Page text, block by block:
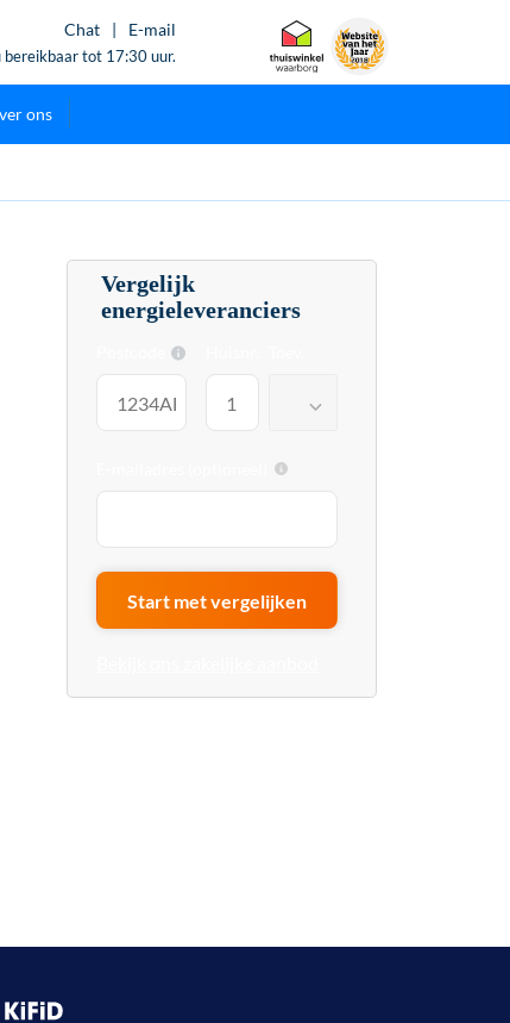
Chat | E-mail
bereikbaar tot 17:30 uur.
ons
Vergelijk
energieleveranciers
E-mailadres (optioneel)
Start met vergelijken